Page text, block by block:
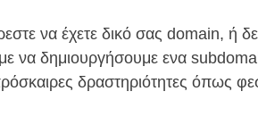
να έχετε δικό σας domain, ή
να δημιουργήσουμε ενα
δραστηριότητες όπως